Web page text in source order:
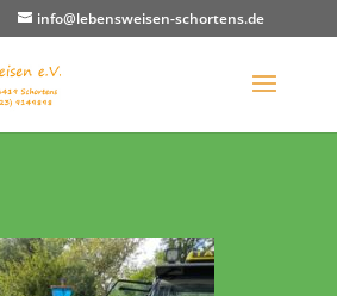
info@lebensweisen-schortens.de